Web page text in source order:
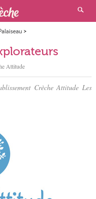
>
Attitude
Crèche Attitude Les